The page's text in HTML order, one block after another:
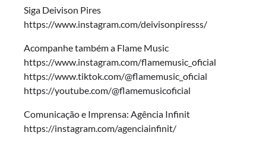
Siga Deivison Pires
https://www.instagram.com/deivisonpiresss/
Acompanhe também a Flame Music
https://www.instagram.com/flamemusic_oficial
https://www.tiktok.com/@flamemusic_oficial
https://youtube.com/@flamemusicoficial
Comunicação e Imprensa: Agência Infinit
https://instagram.com/agenciainfinit/